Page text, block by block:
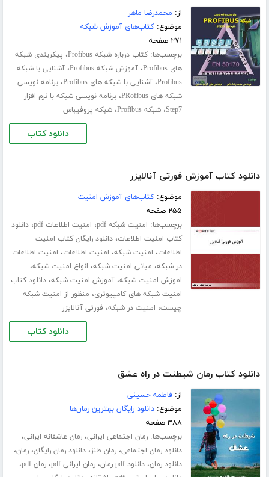
از: محمدرضا ماهر
موضوع:کتاب‌های آموزش شبکه
۲۷۱ صفحه
برچسب‌ها:کتاب درباره شبکه Profibus ، پیکربندی شبکه
های Profibus
،آموزش شبکه Profibus ،آشنایی با شبکه
Profibus،آشنایی با شبکه های Profibus ،برنامه نویسی
شبکه های PRofibus
،برنامه نویسی شبکه با نرم افزار
Step7،شبکه Profibus ،شبکه پروفیباس
دانلود کتاب
دانلود کتاب آموزش فورتی آنالایزر
موضوع:کتاب‌های آموزش امنیت
۲۵۵ صفحه
برچسب‌ها: امنیت شبکه pdf ، امنیت اطلاعات pdf ،دانلود
کتاب امنیت اطلاعات،دانلود رایگان کتاب امنیت
اطلاعات، امنیت شبکه، امنیت اطلاعات، امنیت اطلاعات
در شبکه، مبانی امنیت شبکه، انواع امنیت شبکه،
اموزش امنیت شبکه،آموزش امنیت شبکه،دانلود کتاب
امنیت شبکه های کامپیوتری، منظور از امنیت شبکه
چیست، امنیت در شبکه، فورتی آنالایزر
دانلود کتاب
دانلود کتاب رمان شیطنت در راه عشق
از:فاطمه حسینی
موضوع:دانلود رایگان بهترین رمان‌ها
۳۸۸ صفحه
برچسب‌ها:رمان اجتماعی ایرانی،رمان عاشقانه ایرانی،
دانلود رمان اجتماعی،رمان طنز،دانلود رمان رایگان،رمان،
دانلود رمان،دانلود pdf رمان ،رمان ایرانی pdf ،رمان pdf ،